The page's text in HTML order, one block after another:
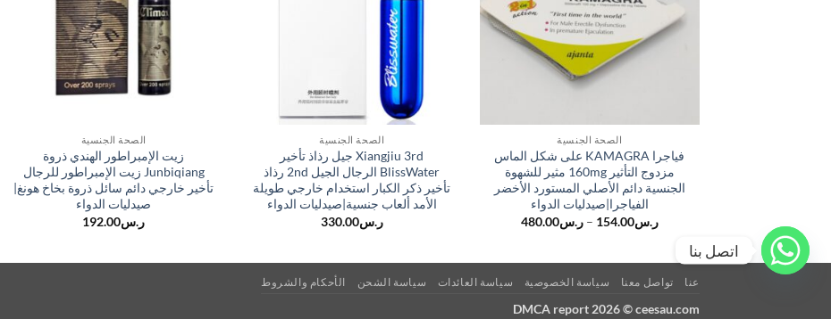
الصحة الجنسية
فياجرا KAMAGRA على شكل الماس
مزدوج التأثير 160mg مثير للشهوة
الجنسية دائم الأصلي المستورد الأخضر
الفياجرا|صيدليات الدواء
ر.س154.00
–ر.س480.00نطاق
الصحة الجنسية
Xiangjiu 3rd جيل رذاذ تأخير
BlissWater الرجال الجيل 2nd رذاذ
تأخير ذكر الكبار استخدام خارجي طويلة
الأمد ألعاب جنسية|صيدليات الدواء
ر.س330.00
الصحة الجنسية
زيت الإمبراطور الهندي ذروة
Junbiqiang زيت الإمبراطور للرجال
تأخير خارجي دائم سائل ذروة بخاخ هونغ|
صيدليات الدواء
ر.س192.00
عنا تواصل معنا سياسة الخصوصية سياسة العائدات سياسة الشحن الأحكام والشروط
DMCA report 2026 © ceesau.com
اتصل بنا